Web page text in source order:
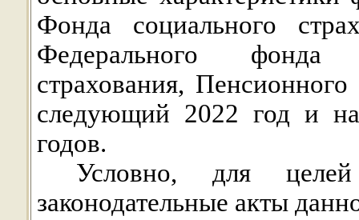
Фонда социального
Федерального фонда
страхования,
следующий 2022 год и
годов.
Условно, для
законодательные акты